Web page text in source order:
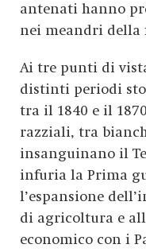
antenati hanno
nei meandri della
Ai tre punti di
distinti periodi
tra il 1840 e il
razziali, tra
insanguinano il
infuria la Prima
l’espansione
di agricoltura e
economico con i